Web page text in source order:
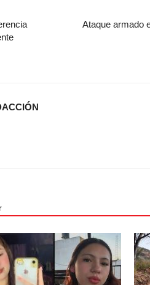
Ataque armado